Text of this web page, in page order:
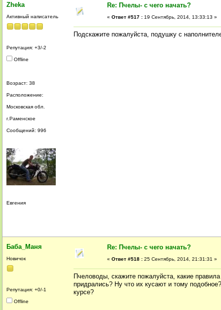
Zheka
Активный написатель
Репутация: +3/-2
Offline
Возраст: 38
Расположение:
Московская обл.
г.Раменское
Сообщений: 996
Евгения
Re: Пчелы- с чего начать?
« Ответ #517 : 19 Сентябрь, 2014, 13:33:13 »
Подскажите пожалуйста, подушку с
Баба_Маня
Новичок
Репутация: +0/-1
Offline
Re: Пчелы- с чего начать?
« Ответ #518 : 25 Сентябрь, 2014, 21:31:31 »
Пчеловоды, скажите пожалуйста, какие
придрались? Ну что их кусают и тому
курсе?